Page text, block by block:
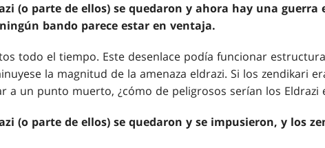
(o parte de ellos) se quedaron y ahora hay una guerra
bando parece estar en ventaja.
todo el tiempo. Este desenlace podía funcionar
la magnitud de la amenaza eldrazi. Si los zendikari
a un punto muerto, ¿cómo de peligrosos serían los Eldrazi
(o parte de ellos) se quedaron y se impusieron, y los